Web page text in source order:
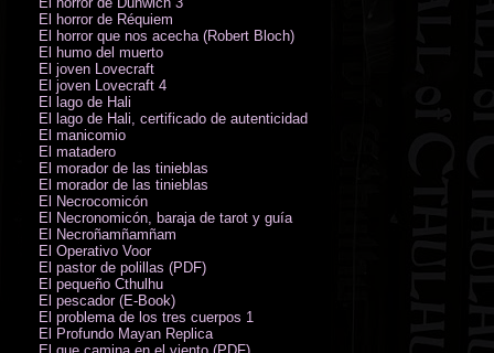
El horror de Réquiem
El horror que nos acecha (Robert Bloch)
El humo del muerto
El joven Lovecraft
El joven Lovecraft 4
El lago de Hali
El lago de Hali, certificado de autenticidad
El manicomio
El matadero
El morador de las tinieblas
El morador de las tinieblas
El Necrocomicón
El Necronomicón, baraja de tarot y guía
El Necroñamñamñam
El Operativo Voor
El pastor de polillas (PDF)
El pequeño Cthulhu
El pescador (E-Book)
El problema de los tres cuerpos 1
El Profundo Mayan Replica